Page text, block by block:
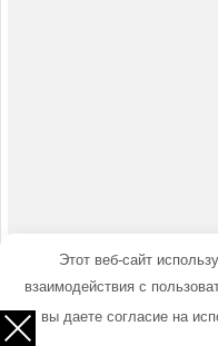
Этот веб-сайт
взаимодействия с
вы даете согласие на